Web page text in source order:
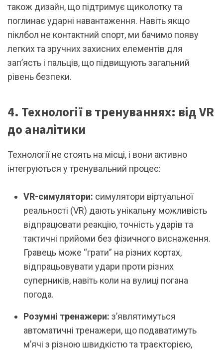
також дизайн, що підтримує щиколотку та
поглинає ударні навантаження. Навіть якщо
піклбол не контактний спорт, ми бачимо появу
легких та зручних захисних елементів для
зап’ясть і пальців, що підвищують загальний
рівень безпеки.
4. Технології в тренуваннях: від VR
до аналітики
Технології не стоять на місці, і вони активно
інтегруються у тренувальний процес:
VR-симулятори: cимулятори віртуальної
реальності (VR) дають унікальну можливість
відпрацювати реакцію, точність ударів та
тактичні прийоми без фізичного виснаження.
Гравець може “грати” на різних кортах,
відпрацьовувати удари проти різних
суперників, навіть коли на вулиці погана
погода.
Розумні тренажери: з’являтимуться
автоматичні тренажери, що подаватимуть
м’ячі з різною швидкістю та траєкторією,